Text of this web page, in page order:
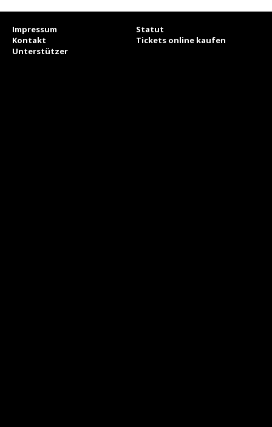
Impressum
Statut
Kontakt
Tickets online kaufen
Unterstützer